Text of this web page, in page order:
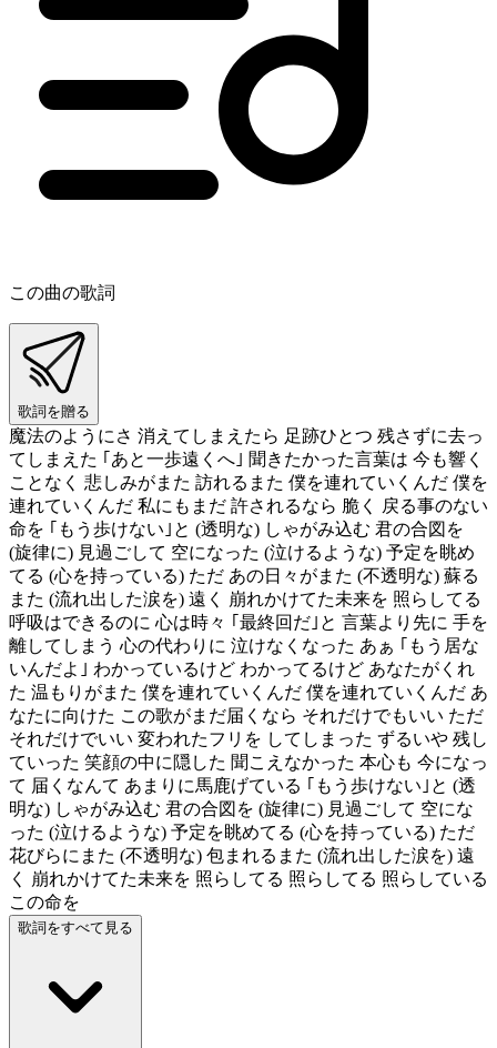
この曲の歌詞
歌詞を贈る
魔法のようにさ 消えてしまえたら 足跡ひとつ 残さずに去っ
てしまえた ｢あと一歩遠くへ｣ 聞きたかった言葉は 今も響く
ことなく 悲しみがまた 訪れるまた 僕を連れていくんだ 僕を
連れていくんだ 私にもまだ 許されるなら 脆く 戻る事のない
命を ｢もう歩けない｣と (透明な) しゃがみ込む 君の合図を
(旋律に) 見過ごして 空になった (泣けるような) 予定を眺め
てる (心を持っている) ただ あの日々がまた (不透明な) 蘇る
また (流れ出した涙を) 遠く 崩れかけてた未来を 照らしてる
呼吸はできるのに 心は時々 ｢最終回だ｣と 言葉より先に 手を
離してしまう 心の代わりに 泣けなくなった あぁ ｢もう居な
いんだよ｣ わかっているけど わかってるけど あなたがくれ
た 温もりがまた 僕を連れていくんだ 僕を連れていくんだ あ
なたに向けた この歌がまだ届くなら それだけでもいい ただ
それだけでいい 変われたフリを してしまった ずるいや 残し
ていった 笑顔の中に隠した 聞こえなかった 本心も 今になっ
て 届くなんて あまりに馬鹿げている ｢もう歩けない｣と (透
明な) しゃがみ込む 君の合図を (旋律に) 見過ごして 空にな
った (泣けるような) 予定を眺めてる (心を持っている) ただ
花びらにまた (不透明な) 包まれるまた (流れ出した涙を) 遠
く 崩れかけてた未来を 照らしてる 照らしてる 照らしている
この命を
歌詞をすべて見る